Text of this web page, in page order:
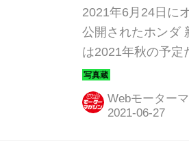
やe：HEVの
2021年6月24日に
公開されたホンダ
は2021年秋の予定
ルを写真で紹介し
Webモーター